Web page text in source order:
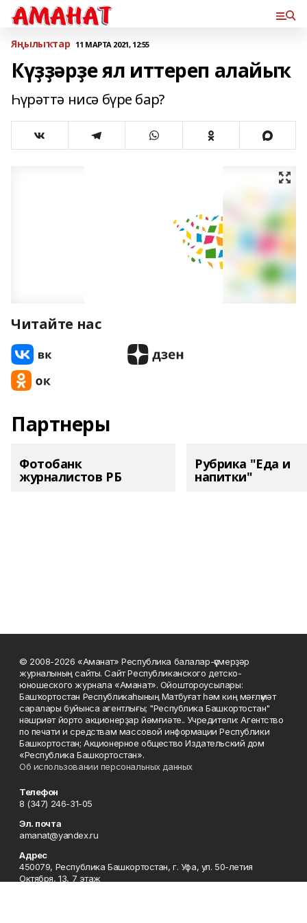
Яңылыҡтар 11 МАРТА 2021, 12:55
Күҙҙәрҙе ял иттереп алайыҡ
Һүрәттә нисә бүре бар?
Читайте нас
Партнеры
Фотобанк
журналистов РБ
Рубрика "Еда и
напитки"
© 2008-2026 «Аманат» Республика балалар-үҫмерҙәр
журналының сайты. Сайт Республиканского детско-
юношеского журнала «Аманат». Ойоштороусылары:
Башҡортостан Республикаһының Матбуғат һәм киң мәғлүмәт
саралары буйынса агентлығы; "Республика Башкортостан"
нәшриәт йорто акционерҙар йәмғиәте.. Учредители: Агентство
по печати и средствам массовой информации Республики
Башкортостан; Акционерное общество Издательский дом
«Республика Башкортостан».
Об использовании персональных данных
Телефон
8 (347) 246-31-05
Эл. почта
amanat@yandex.ru
Адрес
450079, Республика Башкортостан, г. Уфа, ул. 50-летия
Октября, 13, 7 этаж